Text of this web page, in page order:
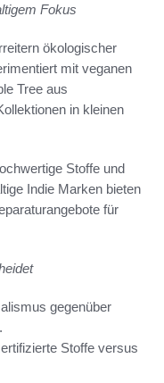
Fokus
ökologischer
mit veganen
Tree aus
in kleinen
Stoffe und
Indie Marken bieten
für
gegenüber
Stoffe versus